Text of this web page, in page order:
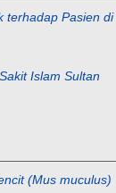
terhadap Pasien di
Islam Sultan
(Mus muculus)